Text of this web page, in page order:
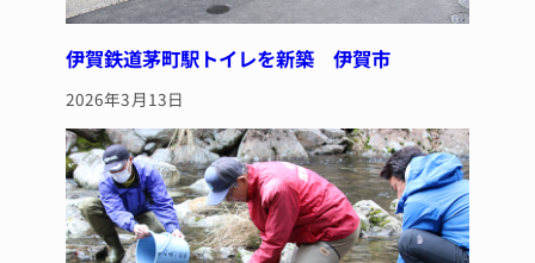
伊賀鉄道茅町駅トイレを新築 伊賀市
2026年3月13日